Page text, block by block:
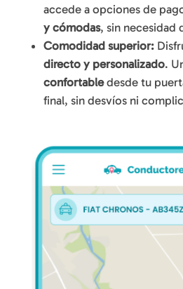
accede a opciones de
y cómodas, sin necesidad
Comodidad superior:
directo y personalizado.
confortabledesde tu
final, sin desvíos ni